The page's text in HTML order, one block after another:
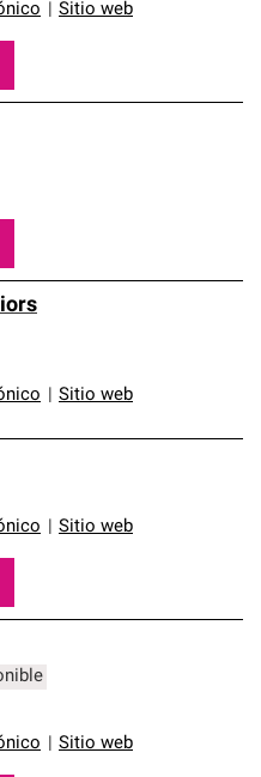
Sitio web
Sitio web
Sitio web
Sitio web